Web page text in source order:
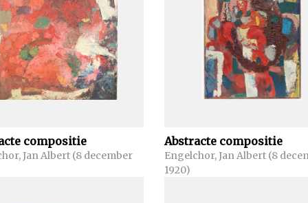
voor een
in deze
voor
gebruik
compositie
Jan Albert (8 december
Abstracte compositie
Engelchor, Jan Albert (8
1920)